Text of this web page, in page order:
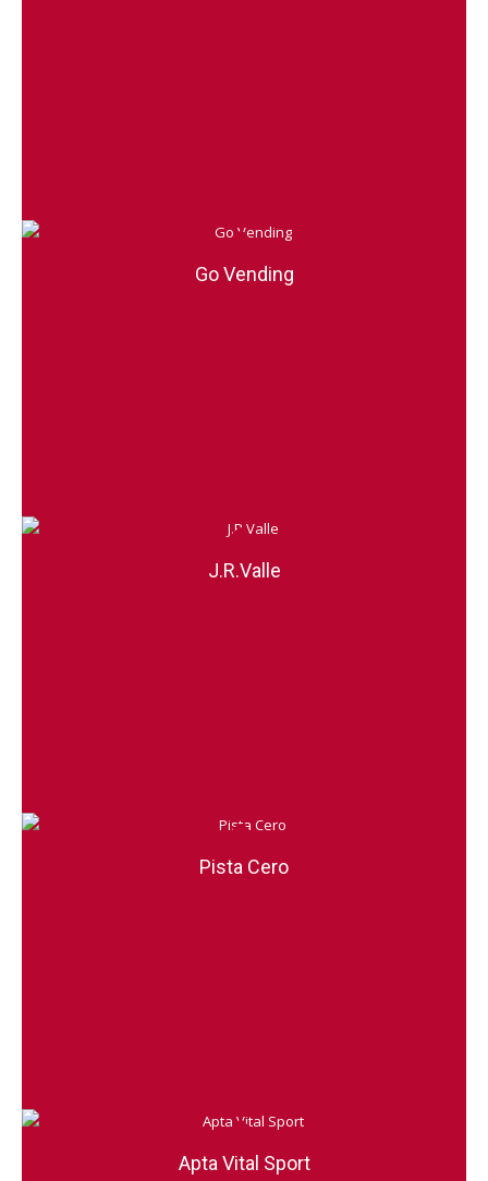
Go Vending
J.R.Valle
Pista Cero
Apta Vital Sport